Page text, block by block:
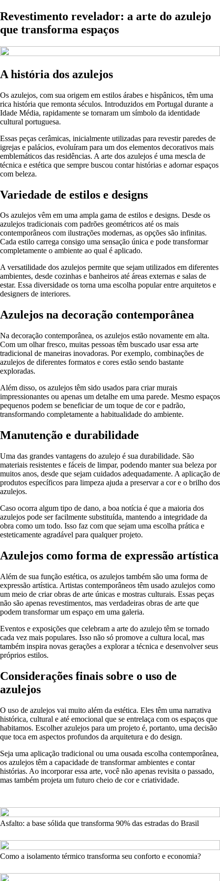
Revestimento revelador: a arte do azulejo
que transforma espaços
A história dos azulejos
Os azulejos, com sua origem em estilos árabes e hispânicos, têm uma
rica história que remonta séculos. Introduzidos em Portugal durante a
Idade Média, rapidamente se tornaram um símbolo da identidade
cultural portuguesa.
Essas peças cerâmicas, inicialmente utilizadas para revestir paredes de
igrejas e palácios, evoluíram para um dos elementos decorativos mais
emblemáticos das residências. A arte dos azulejos é uma mescla de
técnica e estética que sempre buscou contar histórias e adornar espaços
com beleza.
Variedade de estilos e designs
Os azulejos vêm em uma ampla gama de estilos e designs. Desde os
azulejos tradicionais com padrões geométricos até os mais
contemporâneos com ilustrações modernas, as opções são infinitas.
Cada estilo carrega consigo uma sensação única e pode transformar
completamente o ambiente ao qual é aplicado.
A versatilidade dos azulejos permite que sejam utilizados em diferentes
ambientes, desde cozinhas e banheiros até áreas externas e salas de
estar. Essa diversidade os torna uma escolha popular entre arquitetos e
designers de interiores.
Azulejos na decoração contemporânea
Na decoração contemporânea, os azulejos estão novamente em alta.
Com um olhar fresco, muitas pessoas têm buscado usar essa arte
tradicional de maneiras inovadoras. Por exemplo, combinações de
azulejos de diferentes formatos e cores estão sendo bastante
exploradas.
Além disso, os azulejos têm sido usados para criar murais
impressionantes ou apenas um detalhe em uma parede. Mesmo espaços
pequenos podem se beneficiar de um toque de cor e padrão,
transformando completamente a habitualidade do ambiente.
Manutenção e durabilidade
Uma das grandes vantagens do azulejo é sua durabilidade. São
materiais resistentes e fáceis de limpar, podendo manter sua beleza por
muitos anos, desde que sejam cuidados adequadamente. A aplicação de
produtos específicos para limpeza ajuda a preservar a cor e o brilho dos
azulejos.
Caso ocorra algum tipo de dano, a boa notícia é que a maioria dos
azulejos pode ser facilmente substituída, mantendo a integridade da
obra como um todo. Isso faz com que sejam uma escolha prática e
esteticamente agradável para qualquer projeto.
Azulejos como forma de expressão artística
Além de sua função estética, os azulejos também são uma forma de
expressão artística. Artistas contemporâneos têm usado azulejos como
um meio de criar obras de arte únicas e mostras culturais. Essas peças
não são apenas revestimentos, mas verdadeiras obras de arte que
podem transformar um espaço em uma galeria.
Eventos e exposições que celebram a arte do azulejo têm se tornado
cada vez mais populares. Isso não só promove a cultura local, mas
também inspira novas gerações a explorar a técnica e desenvolver seus
próprios estilos.
Considerações finais sobre o uso de
azulejos
O uso de azulejos vai muito além da estética. Eles têm uma narrativa
histórica, cultural e até emocional que se entrelaça com os espaços que
habitamos. Escolher azulejos para um projeto é, portanto, uma decisão
que toca em aspectos profundos da arquitetura e do design.
Seja uma aplicação tradicional ou uma ousada escolha contemporânea,
os azulejos têm a capacidade de transformar ambientes e contar
histórias. Ao incorporar essa arte, você não apenas revisita o passado,
mas também projeta um futuro cheio de cor e criatividade.
Asfalto: a base sólida que transforma 90% das estradas do Brasil
Como a isolamento térmico transforma seu conforto e economia?